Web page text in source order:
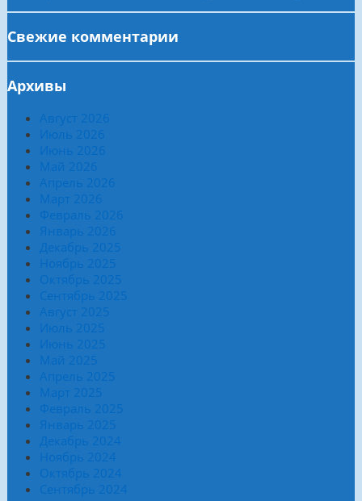
Свежие комментарии
Архивы
Август 2026
Июль 2026
Июнь 2026
Май 2026
Апрель 2026
Март 2026
Февраль 2026
Январь 2026
Декабрь 2025
Ноябрь 2025
Октябрь 2025
Сентябрь 2025
Август 2025
Июль 2025
Июнь 2025
Май 2025
Апрель 2025
Март 2025
Февраль 2025
Январь 2025
Декабрь 2024
Ноябрь 2024
Октябрь 2024
Сентябрь 2024